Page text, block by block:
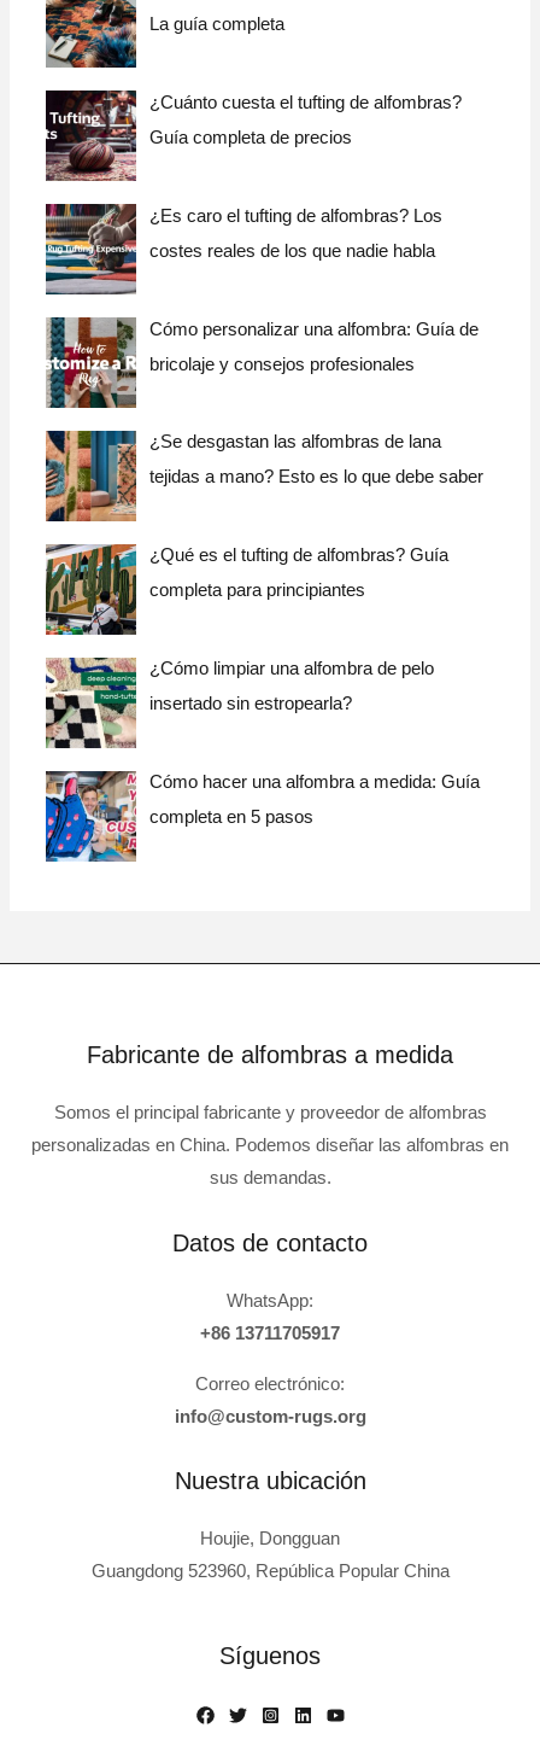
La guía completa
¿Cuánto cuesta el tufting de alfombras?
Guía completa de precios
¿Es caro el tufting de alfombras? Los
costes reales de los que nadie habla
Cómo personalizar una alfombra: Guía de
bricolaje y consejos profesionales
¿Se desgastan las alfombras de lana
tejidas a mano? Esto es lo que debe saber
¿Qué es el tufting de alfombras? Guía
completa para principiantes
¿Cómo limpiar una alfombra de pelo
insertado sin estropearla?
Cómo hacer una alfombra a medida: Guía
completa en 5 pasos
Fabricante de alfombras a medida
Somos el principal fabricante y proveedor de alfombras
personalizadas en China. Podemos diseñar las alfombras en
sus demandas.
Datos de contacto
WhatsApp:
+86 13711705917
Correo electrónico:
info@custom-rugs.org
Nuestra ubicación
Houjie, Dongguan
Guangdong 523960, República Popular China
Síguenos
Russian